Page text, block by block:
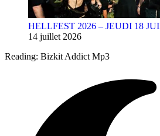
HELLFEST 2026 – JEUDI 18
14 juillet 2026
Reading: Bizkit Addict Mp3